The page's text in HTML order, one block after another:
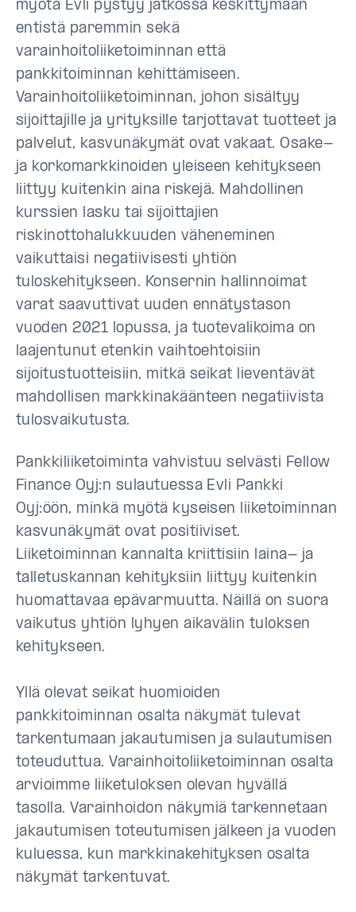
myötä Evli pystyy jatkossa keskittymään
entistä paremmin sekä
varainhoitoliiketoiminnan että
pankkitoiminnan kehittämiseen.
Varainhoitoliiketoiminnan, johon sisältyy
sijoittajille ja yrityksille tarjottavat tuotteet ja
palvelut, kasvunäkymät ovat vakaat. Osake-
ja korkomarkkinoiden yleiseen kehitykseen
liittyy kuitenkin aina riskejä. Mahdollinen
kurssien lasku tai sijoittajien
riskinottohalukkuuden väheneminen
vaikuttaisi negatiivisesti yhtiön
tuloskehitykseen. Konsernin hallinnoimat
varat saavuttivat uuden ennätystason
vuoden 2021 lopussa, ja tuotevalikoima on
laajentunut etenkin vaihtoehtoisiin
sijoitustuotteisiin, mitkä seikat lieventävät
mahdollisen markkinakäänteen negatiivista
tulosvaikutusta.
Pankkiliiketoiminta vahvistuu selvästi Fellow
Finance Oyj:n sulautuessa Evli Pankki
Oyj:öön, minkä myötä kyseisen liiketoiminnan
kasvunäkymät ovat positiiviset.
Liiketoiminnan kannalta kriittisiin laina- ja
talletuskannan kehityksiin liittyy kuitenkin
huomattavaa epävarmuutta. Näillä on suora
vaikutus yhtiön lyhyen aikavälin tuloksen
kehitykseen.
Yllä olevat seikat huomioiden
pankkitoiminnan osalta näkymät tulevat
tarkentumaan jakautumisen ja sulautumisen
toteuduttua. Varainhoitoliiketoiminnan osalta
arvioimme liiketuloksen olevan hyvällä
tasolla. Varainhoidon näkymiä tarkennetaan
jakautumisen toteutumisen jälkeen ja vuoden
kuluessa, kun markkinakehityksen osalta
näkymät tarkentuvat.